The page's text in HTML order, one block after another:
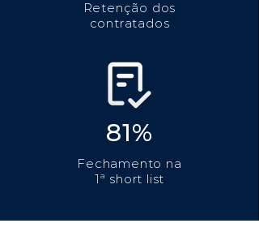
Retenção dos
contratados
81%
Fechamento na
1ª short list